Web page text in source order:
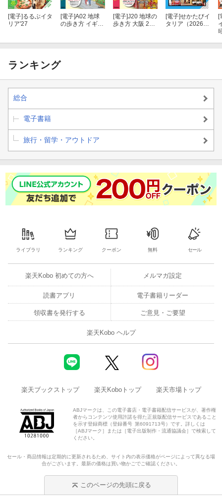
ポジターノ ヴィエトリ・スル・マーレ ソレント バーリ アルベロ
ベッロ マテーラ
パレルモ タオルミーナ カターニア シラクーサ アグリジェント
ください。
※電子版では、紙のガイドブックと内容が一部異なります。掲載
す。あらかじめご了承下さい。
[電子]るるぶイタ
リア'27
[電子]A02 地球
の歩き方 イギリ
[電子]J20 地球の
歩き方 大阪 202
[電子]せかたびイ
タリア（2026年
[
ランキング
総合
電子書籍
旅行・留学・アウトドア
ライブラリ ランキング クーポン 無料 セール
楽天Kobo 初めての方へ メルマガ設定
読書アプリ 電子書籍リーダー
領収書を発行する ご意見・ご要望
楽天Kobo ヘルプ
楽天ブックストップ 楽天Koboトップ 楽天市場トップ
ABJマークは、この電子書店・電子書籍配信サービスが、著作権
者からコンテンツ使用許諾を得た正規版配信サービスであること
を示す登録商標（登録番号 第6091713号）です。詳しくは
［ABJマーク］または［電子出版制作・流通協議会］で検索して
ください。
セール・商品情報は定期的に更新されるため、サイト内の表示価格がページによって異なる場
合がございます。最新の価格は買い物かごでご確認ください。
このページの先頭に戻る